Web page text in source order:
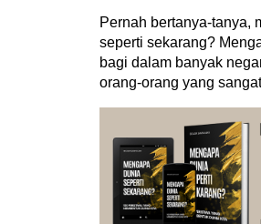
Indonesia
Internasional
Istilah Ilmiah
Makanan &
Mitologi
Nature
Psikologi
Studi
Teknologi Tips
Tubuh Manusia
Umum
panjang lebar, namun berikut
seringkas...
Ukuran 1 Kaki
disingkat ft)
digunakan dibanding “meter”...
Rahasia Togel
Pemain Togel
Pernah bertanya-tanya,
seperti sekarang?
bagi dalam banyak
orang-orang yang